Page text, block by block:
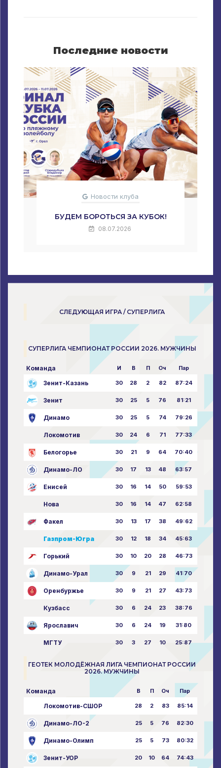
Последние новости
Новости клуба
БУДЕМ БОРОТЬСЯ ЗА КУБОК!
08.07.2026
СЛЕДУЮЩАЯ ИГРА / СУПЕРЛИГА
СУПЕРЛИГА ЧЕМПИОНАТ РОССИИ 2026. МУЖЧИНЫ
Команда И В П Оч Пар
Зенит-Казань 30 28 2 82 87:24
Зенит 30 25 5 76 81:21
Динамо 30 25 5 74 79:26
Локомотив 30 24 6 71 77:33
Белогорье 30 21 9 64 70:40
Динамо-ЛО 30 17 13 48 63:57
Енисей 30 16 14 50 59:53
Нова 30 16 14 47 62:58
Факел 30 13 17 38 49:62
Газпром-Югра 30 12 18 34 45:63
Горький 30 10 20 28 46:73
Динамо-Урал 30 9 21 29 41:70
Оренбуржье 30 9 21 27 43:73
Кузбасс 30 6 24 23 38:76
Ярославич 30 6 24 19 31:80
МГТУ 30 3 27 10 25:87
ГЕОТЕК МОЛОДЁЖНАЯ ЛИГА ЧЕМПИОНАТ РОССИИ
2026. МУЖЧИНЫ
Команда В П Оч Пар
Локомотив-СШОР 28 2 83 85:14
Динамо-ЛО-2 25 5 76 82:30
Динамо-Олимп 25 5 73 80:32
Зенит-УОР 20 10 64 74:43